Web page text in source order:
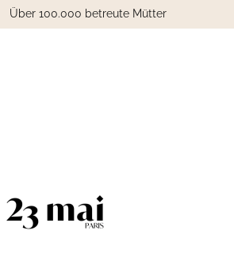
Über 100.000 betreute Mütter
23 Mai Paris